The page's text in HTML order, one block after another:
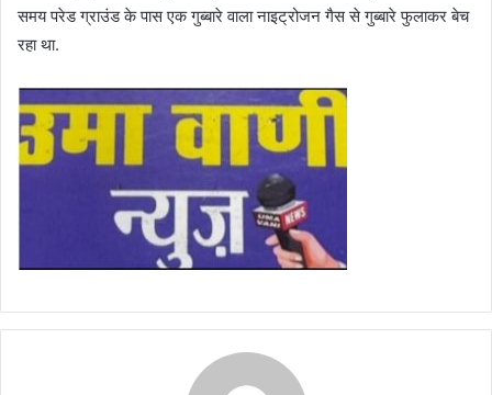
समय परेड ग्राउंड के पास एक गुब्बारे वाला नाइट्रोजन गैस से गुब्बारे फुलाकर बेच
रहा था.